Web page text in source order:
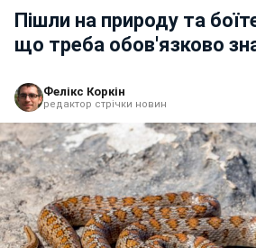
Пішли на природу та
що треба обов'язково
Фелікс Коркін
редактор стрічки новин